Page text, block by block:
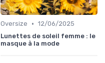
Oversize • 12/06/2025
Lunettes de soleil femme : le
masque à la mode